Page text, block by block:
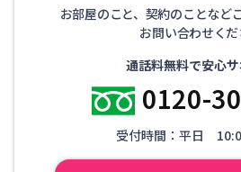
お部屋のこと、契約のことなど
お問い合わせく
通話料無料で安心
0120-
受付時間：平日